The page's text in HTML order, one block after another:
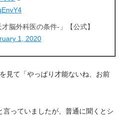
脳外科医の条件-」【公式】
1, 2020
見て「やっぱり才能ないね、お前
言っていましたが、普通に聞くとシ